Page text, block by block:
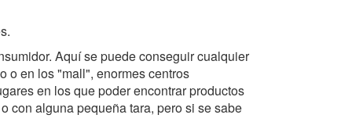
Aquí se puede conseguir cualquier
o en los "mall", enormes centros
en los que poder encontrar productos
con alguna pequeña tara, pero si se sabe